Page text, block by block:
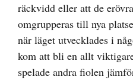
räckvidd eller att de
omgrupperas till nya
när läget utvecklades i
kom att bli en allt
spelade andra fiolen